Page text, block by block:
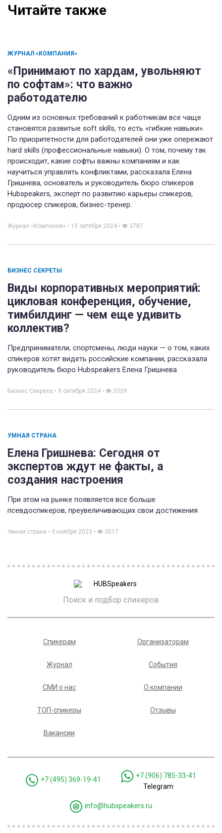
Читайте также
ЖУРНАЛ «КОМПАНИЯ»
«Принимают по хардам, увольняют
по софтам»: что важно
работодателю
Одним из основных требований к работникам все чаще
становятся развитые soft skills, то есть «гибкие навыки».
По приоритетности для работодателей они уже опережают
hard skills (профессиональные навыки). О том, почему так
происходит, какие софты важны компаниям и как
научиться управлять конфликтами, рассказала Елена
Гришнева, основатель и руководитель бюро спикеров
Hubspeakers, эксперт по развитию карьеры спикеров,
продюсер спикеров, бизнес-тренер.
Журнал «Компания» • 15 октября 2024 • 3787
БИЗНЕС СЕКРЕТЫ
Виды корпоративных мероприятий:
цикловая конференция, обучение,
тимбилдинг — чем еще удивить
коллектив?
Предприниматели, спортсмены, люди науки — о том, каких
спикеров хотят видеть российские компании, рассказала
руководитель бюро Hubspeakers Елена Гришнева
Бизнес Секреты • 9 октября 2024 • 3339
УМНАЯ СТРАНА
Елена Гришнева: Сегодня от
экспертов ждут не факты, а
создания настроения
При этом на рынке появляется все больше
псевдоспикеров, преувеличивающих свои достижения
Умная страна • 3 ноября 2023 • 3517
Поиск и подбор спикеров
Спикерам Организаторам
Журнал События
СМИ о нас О компании
ТОП-спикеры Отзывы
Вакансии
+7 (495) 369-19-41
+7 (906) 785-33-41
Telegram
info@hubspeakers.ru